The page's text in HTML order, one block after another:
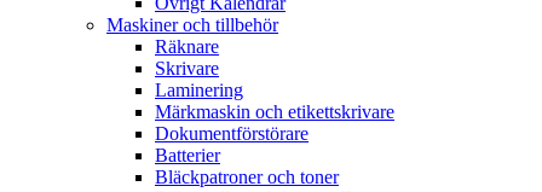
Maskiner och tillbehör
Räknare
Skrivare
Laminering
Märkmaskin och etikettskrivare
Dokumentförstörare
Batterier
Bläckpatroner och toner